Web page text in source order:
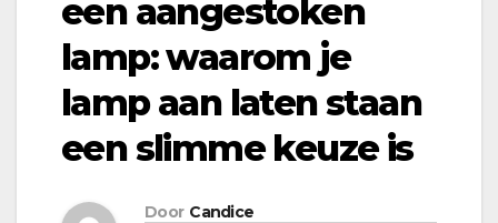
een aangestoken
lamp: waarom je
lamp aan laten staan
een slimme keuze is
Door Candice